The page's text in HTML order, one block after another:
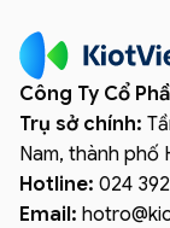
Công Ty Cổ
Trụ sở chính:
Nam, thành phố
Hotline: 024
Email: hotro@